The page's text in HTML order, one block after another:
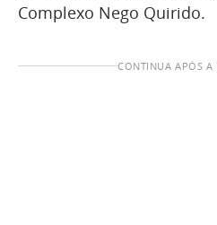
Complexo Nego Quirido.
CONTINUA APÓS A